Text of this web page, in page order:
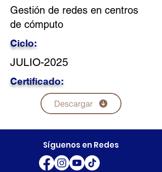
Gestión de redes en centros
de cómputo
Ciclo:
JULIO-2025
Certificado:
Descargar
Síguenos en Redes